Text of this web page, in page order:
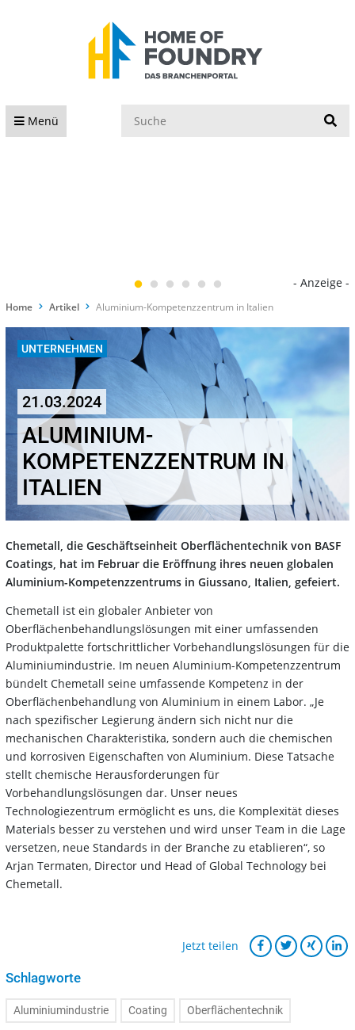
Menü
- Anzeige -
Home Artikel Aluminium-Kompetenzzentrum in Italien
UNTERNEHMEN
21.03.2024
ALUMINIUM-
KOMPETENZZENTRUM IN
ITALIEN
Chemetall, die Geschäftseinheit Oberflächentechnik von BASF
Coatings, hat im Februar die Eröffnung ihres neuen globalen
Aluminium-Kompetenzzentrums in Giussano, Italien, gefeiert.
Chemetall ist ein globaler Anbieter von
Oberflächenbehandlungslösungen mit einer umfassenden
Produktpalette fortschrittlicher Vorbehandlungslösungen für die
Aluminiumindustrie. Im neuen Aluminium-Kompetenzzentrum
bündelt Chemetall seine umfassende Kompetenz in der
Oberflächenbehandlung von Aluminium in einem Labor. „Je
nach spezifischer Legierung ändern sich nicht nur die
mechanischen Charakteristika, sondern auch die chemischen
und korrosiven Eigenschaften von Aluminium. Diese Tatsache
stellt chemische Herausforderungen für
Vorbehandlungslösungen dar. Unser neues
Technologiezentrum ermöglicht es uns, die Komplexität dieses
Materials besser zu verstehen und wird unser Team in die Lage
versetzen, neue Standards in der Branche zu etablieren“, so
Arjan Termaten, Director und Head of Global Technology bei
Chemetall.
Jetzt teilen
Schlagworte
Aluminiumindustrie Coating Oberflächentechnik